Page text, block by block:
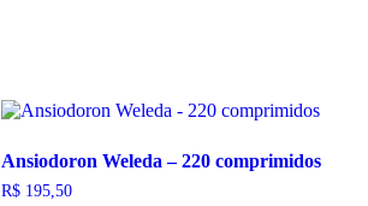
Ansiodoron Weleda – 220 comprimidos
R$ 195,50